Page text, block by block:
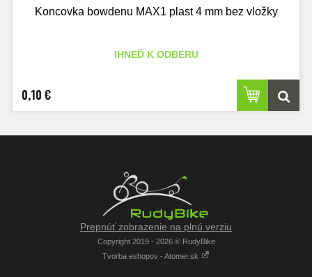
Koncovka bowdenu MAX1 plast 4 mm bez vložky
IHNEĎ K ODBERU
0,10 €
Prepnúť zobrazenie na plnú verziu
Copyright 2019 - 2026 © RudyBike
Tvorba eshopov - Atomer.sk